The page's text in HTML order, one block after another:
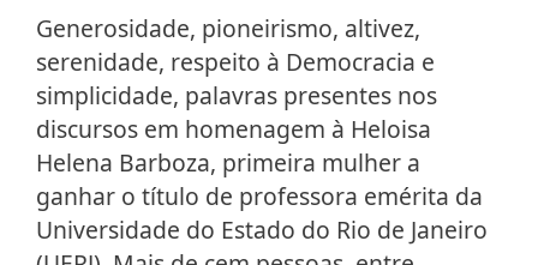
Generosidade, pioneirismo, altivez,
serenidade, respeito à Democracia e
simplicidade, palavras presentes nos
discursos em homenagem à Heloisa
Helena Barboza, primeira mulher a
ganhar o título de professora emérita da
Universidade do Estado do Rio de Janeiro